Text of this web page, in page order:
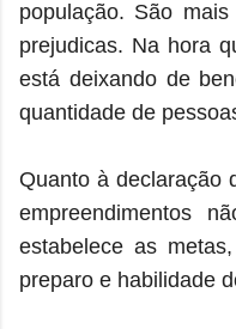
população. São
prejudicas. Na hora
está deixando de
quantidade de
Quanto à declaração
empreendimentos
estabelece as
preparo e habilidade